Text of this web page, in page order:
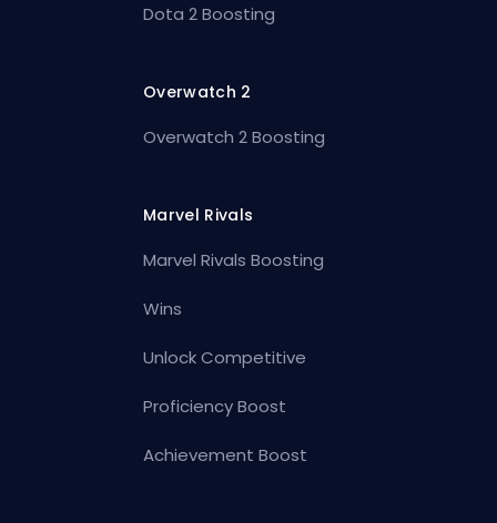
Dota 2 Boosting
Overwatch 2
Overwatch 2 Boosting
Marvel Rivals
Marvel Rivals Boosting
Wins
Unlock Competitive
Proficiency Boost
Achievement Boost